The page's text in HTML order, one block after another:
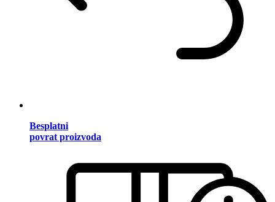
Besplatni
povrat proizvoda